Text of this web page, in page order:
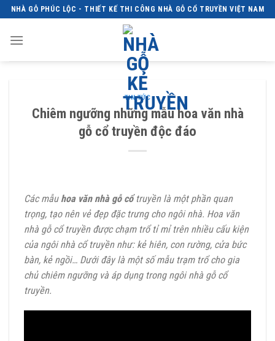
Skip
to
content
NHÀ GỖ PHÚC LỘC - THIẾT KẾ THI CÔNG NHÀ GỖ CỔ TRUYỀN VIỆT NAM
TIN TỨC
Chiêm ngưỡng những mẫu hoa văn nhà
gỗ cổ truyền độc đáo
Các mẫu hoa văn nhà gỗ cổtruyền là một phần quan
trọng, tạo nên vẻ đẹp đặc trưng cho ngôi nhà. Hoa văn
nhà gỗ cổ truyền được chạm trổ tỉ mỉ trên nhiều cấu kiện
của ngôi nhà cổ truyền như: kẻ hiên, con rường, cửa bức
bàn, kẻ ngồi… Dưới đây là một số mẫu trạm trổ cho gia
chủ chiêm ngưỡng và áp dụng trong ngôi nhà gỗ cổ
truyền.